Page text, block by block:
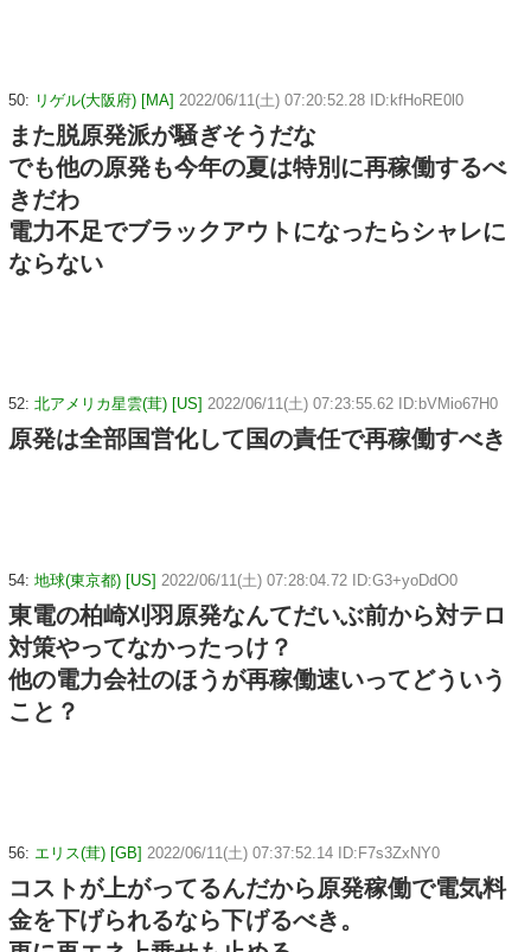
50: リゲル(大阪府) [MA] 2022/06/11(土) 07:20:52.28 ID:kfHoRE0l0
また脱原発派が騒ぎそうだな
でも他の原発も今年の夏は特別に再稼働するべ
きだわ
電力不足でブラックアウトになったらシャレに
ならない
52: 北アメリカ星雲(茸) [US] 2022/06/11(土) 07:23:55.62 ID:bVMio67H0
原発は全部国営化して国の責任で再稼働すべき
54: 地球(東京都) [US] 2022/06/11(土) 07:28:04.72 ID:G3+yoDdO0
東電の柏崎刈羽原発なんてだいぶ前から対テロ
対策やってなかったっけ？
他の電力会社のほうが再稼働速いってどういう
こと？
56: エリス(茸) [GB] 2022/06/11(土) 07:37:52.14 ID:F7s3ZxNY0
コストが上がってるんだから原発稼働で電気料
金を下げられるなら下げるべき。